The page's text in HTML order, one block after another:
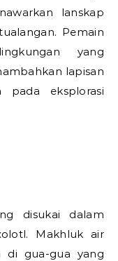
lanskap
Pemain
yang
lapisan
pada eksplorasi
disukai dalam
Makhluk air
di gua-gua yang